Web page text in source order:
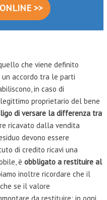
>>
che viene definito
un accordo tra le parti
in caso di
proprietario del bene
di versare la differenza tra
ricavato dalla vendita
devono essere
di credito ricavi una
è obbligato a restituire al
inoltre ricordare che il
se il valore